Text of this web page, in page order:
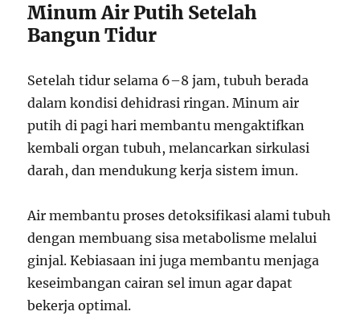
Minum Air Putih Setelah
Bangun Tidur
Setelah tidur selama 6–8 jam, tubuh berada
dalam kondisi dehidrasi ringan. Minum air
putih di pagi hari membantu mengaktifkan
kembali organ tubuh, melancarkan sirkulasi
darah, dan mendukung kerja sistem imun.
Air membantu proses detoksifikasi alami tubuh
dengan membuang sisa metabolisme melalui
ginjal. Kebiasaan ini juga membantu menjaga
keseimbangan cairan sel imun agar dapat
bekerja optimal.